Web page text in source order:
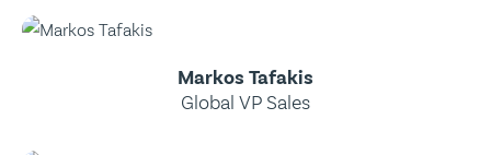
Markos Tafakis
Global VP Sales